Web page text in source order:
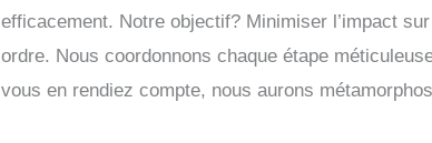
efficacement. Notre objectif? Minimiser l’impact
ordre. Nous coordonnons chaque étape
vous en rendiez compte, nous aurons